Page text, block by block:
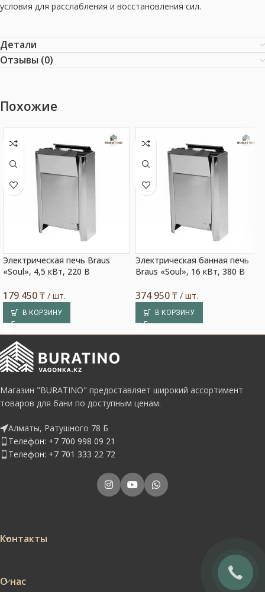
условия для расслабления и восстановления сил.
Детали
Отзывы (0)
Похожие
Электрическая печь Braus
«Soul», 4,5 кВт, 220 В
179 450₸ / шт.
В КОРЗИНУ
Электрическая банная печь
Braus «Soul», 16 кВт, 380 В
374 950₸ / шт.
В КОРЗИНУ
Магазин "BURATINO" предоставляет широкий ассортимент
товаров для бани по доступным ценам.
Алматы, Ратушного 78 Б
Телефон: +7 700 998 09 21
Телефон: +7 701 333 22 72
Контакты
О нас